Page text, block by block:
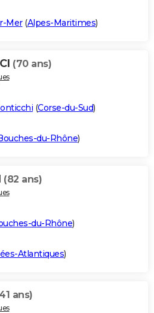
Mer(Alpes-Maritimes)
(70 ans)
(Corse-du-Sud)
du-Rhône)
(82 ans)
du-Rhône)
Atlantiques)
ans)